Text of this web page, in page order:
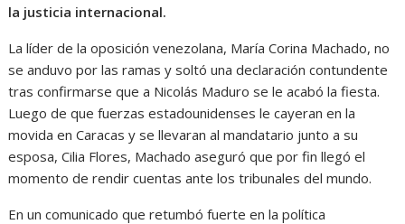
la justicia internacional.
La líder de la oposición venezolana, María Corina Machado, no
se anduvo por las ramas y soltó una declaración contundente
tras confirmarse que a Nicolás Maduro se le acabó la fiesta.
Luego de que fuerzas estadounidenses le cayeran en la
movida en Caracas y se llevaran al mandatario junto a su
esposa, Cilia Flores, Machado aseguró que por fin llegó el
momento de rendir cuentas ante los tribunales del mundo.
En un comunicado que retumbó fuerte en la política